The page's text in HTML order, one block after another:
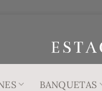
BANQUETAS